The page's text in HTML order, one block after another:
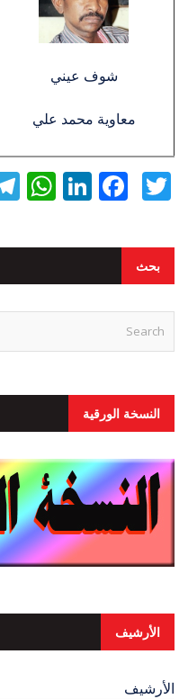
شوف عيني
معاوية محمد علي
Twitter
بحث
النسخة الورقية
الأرشيف
الأرشيف